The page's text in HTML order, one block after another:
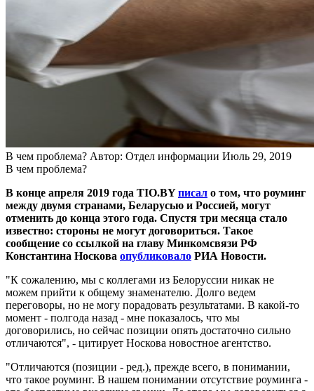
В чем проблема? Автор: Отдел информации Июль 29, 2019
В чем проблема?
В конце апреля 2019 года TIO.BYписал о том, что роуминг
между двумя странами, Беларусью и Россией, могут
отменить до конца этого года. Спустя три месяца стало
известно: стороны не могут договориться. Такое
сообщение со ссылкой на главу Минкомсвязи РФ
Константина Носкова опубликовало РИА Новости.
"К сожалению, мы с коллегами из Белоруссии никак не
можем прийти к общему знаменателю. Долго ведем
переговоры, но не могу порадовать результатами. В какой-то
момент - полгода назад - мне показалось, что мы
договорились, но сейчас позиции опять достаточно сильно
отличаются", - цитирует Носкова новостное агентство.
"Отличаются (позиции - ред.), прежде всего, в понимании,
что такое роуминг. В нашем понимании отсутствие роуминга -